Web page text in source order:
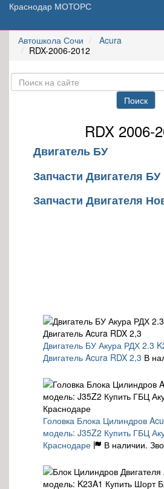
Краснодар МОТОРС
Автошкола Сочи
Acura
RDX-2006-2012
Поиск
RDX 2006-
Двигатель БУ
Запчасти Двигателя БУ
Запчасти Двигателя
Двигатель БУ Акура РДХ 2.3
Двигатель Acura RDX 2,3 В
Головка Блока Цилиндров
модель: J35Z2 Купить ГБЦ
Краснодаре
В наличии.